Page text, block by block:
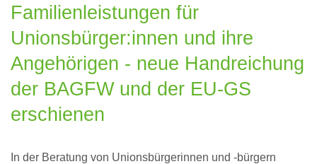
Familienleistungen für
Unionsbürger:innen und ihre
Angehörigen - neue Handreichung
der BAGFW und der EU-GS
erschienen
In der Beratung von Unionsbürgerinnen und -bürgern